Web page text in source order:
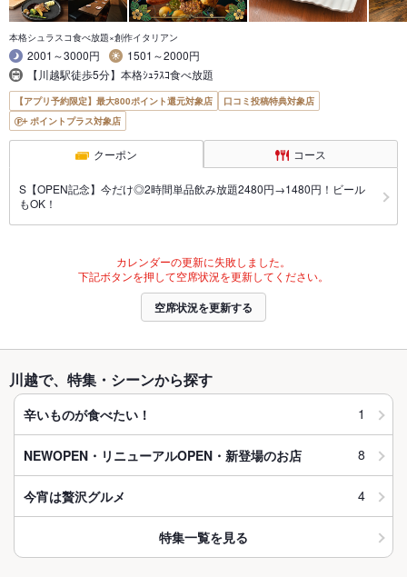
本格シュラスコ食べ放題×創作イタリアン
2001～3000円
1501～2000円
【川越駅徒歩5分】本格ｼｭﾗｽｺ食べ放題
【アプリ予約限定】最大800ポイント還元対象店
口コミ投稿特典対象店
ポイントプラス対象店
クーポン コース
S【OPEN記念】今だけ◎2時間単品飲み放題2480円→1480円！ビール
もOK！
カレンダーの更新に失敗しました。
下記ボタンを押して空席状況を更新してください。
空席状況を更新する
川越で、特集・シーンから探す
辛いものが食べたい！ 1
NEWOPEN・リニューアルOPEN・新登場のお店 8
今宵は贅沢グルメ 4
特集一覧を見る